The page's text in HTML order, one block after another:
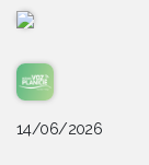
14/06/2026